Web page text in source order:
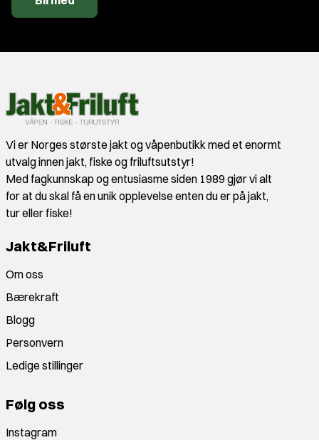
Vi er Norges største jakt og våpenbutikk med et enormt
utvalg innen jakt, fiske og friluftsutstyr!
Med fagkunnskap og entusiasme siden 1989 gjør vi alt
for at du skal få en unik opplevelse enten du er på jakt,
tur eller fiske!
Jakt&Friluft
Om oss
Bærekraft
Blogg
Personvern
Ledige stillinger
Følg oss
Instagram